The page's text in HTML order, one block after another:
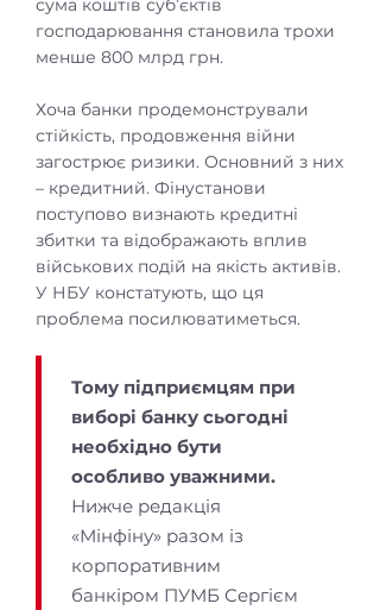
сума коштів суб’єктів
господарювання становила трохи
менше 800 млрд грн.
Хоча банки продемонстрували
стійкість, продовження війни
загострює ризики. Основний з них
– кредитний. Фінустанови
поступово визнають кредитні
збитки та відображають вплив
військових подій на якість активів.
У НБУ констатують, що ця
проблема посилюватиметься.
Тому підприємцям при
виборі банку сьогодні
необхідно бути
особливо уважними.
Нижче редакція
«Мінфіну» разом із
корпоративним
банкіром ПУМБ Сергієм